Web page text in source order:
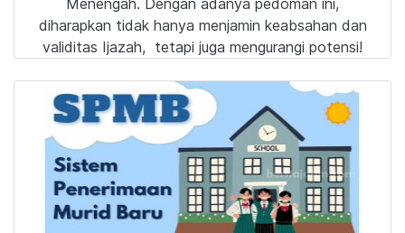
Menengah. Dengan adanya pedoman ini,
diharapkan tidak hanya menjamin keabsahan dan
validitas Ijazah, tetapi juga mengurangi potensi!